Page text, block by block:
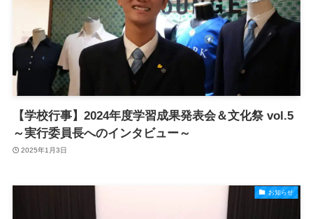
【学校行事】2024年度学習成果発表会＆文化祭 vol.5
～実行委員長へのインタビュー～
2025年1月3日
お知らせ